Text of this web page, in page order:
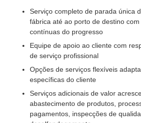
Serviço completo de parada única
fábrica até ao porto de destino
contínuas do progresso
Equipe de apoio ao cliente com
de serviço profissional
Opções de serviços flexíveis
específicas do cliente
Serviços adicionais de valor
abastecimento de produtos,
pagamentos, inspecções de